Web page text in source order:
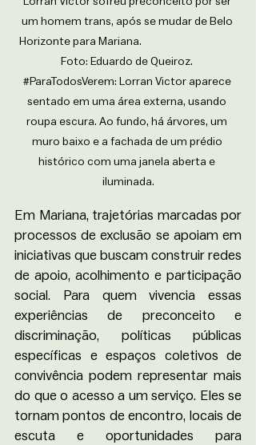
um homem trans, após se mudar de Belo
Horizonte para Mariana.
Foto: Eduardo de Queiroz.
#ParaTodosVerem: Lorran Victor aparece
sentado em uma área externa, usando
roupa escura. Ao fundo, há árvores, um
muro baixo e a fachada de um prédio
histórico com uma janela aberta e
iluminada.
Em Mariana, trajetórias marcadas por
processos de exclusão se apoiam em
iniciativas que buscam construir redes
de apoio, acolhimento e participação
social. Para quem vivencia essas
experiências de preconceito e
discriminação, políticas públicas
específicas e espaços coletivos de
convivência podem representar mais
do que o acesso a um serviço. Eles se
tornam pontos de encontro, locais de
escuta e oportunidades para